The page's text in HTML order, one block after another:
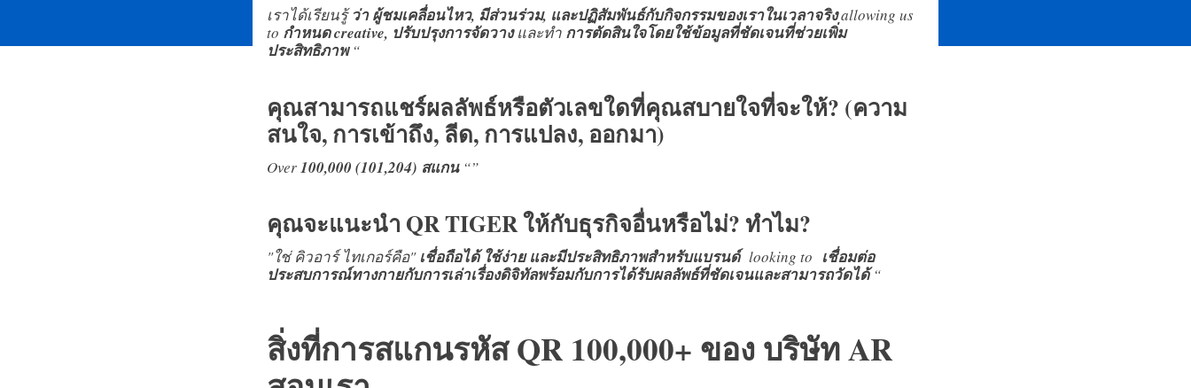
เราได้เรียนรู้ว่า ผู้ชมเคลื่อนไหว, มีส่วนร่วม, และปฏิสัมพันธ์กับกิจกรรมของเราในเวลาจริงallowing us
to กำหนด creative, ปรับปรุงการจัดวางและทำ การตัดสินใจโดยใช้ข้อมูลที่ชัดเจนที่ช่วยเพิ่ม
ประสิทธิภาพ “
คุณสามารถแชร์ผลลัพธ์หรือตัวเลขใดที่คุณสบายใจที่จะให้? (ความ
สนใจ, การเข้าถึง, ลีด, การแปลง, ออกมา)
Over100,000 (101,204) สแกน “”
คุณจะแนะนำ QR TIGER ให้กับธุรกิจอื่นหรือไม่? ทำไม?
"ใช่ คิวอาร์ ไทเกอร์คือ"เชื่อถือได้ ใช้ง่าย และมีประสิทธิภาพสำหรับแบรนด์looking to เชื่อมต่อ
ประสบการณ์ทางกายกับการเล่าเรื่องดิจิทัลพร้อมกับการได้รับผลลัพธ์ที่ชัดเจนและสามารถวัดได้“
สิ่งที่การสแกนรหัส QR 100,000+ ของ บริษัท AR